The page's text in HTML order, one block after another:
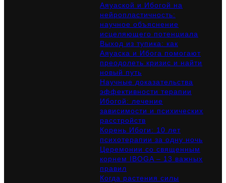
Аяуаской и Ибогой на
нейропластичность:
научное объяснение
исцеляющего потенциала
Выход из тупика: как
Аяуаска и Ибога помогают
преодолеть кризис и найти
новый путь
Научные доказательства
эффективности терапии
Ибогой: лечение
зависимости и психических
расстройств
Корень Ибоги: 10 лет
психотерапии за одну ночь
Церемонии со священным
корнем IBOGA – 13 важных
правил
Когда растения силы